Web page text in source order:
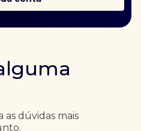
as dúvidas mais